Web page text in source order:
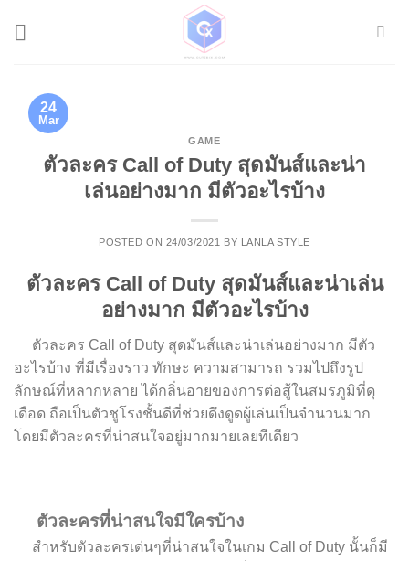
24
Mar
GAME
ตัวละคร Call of Duty สุดมันส์และน่า
เล่นอย่างมาก มีตัวอะไรบ้าง
POSTED ON 24/03/2021 BY LANLA STYLE
ตัวละคร Call of Duty สุดมันส์และน่าเล่น
อย่างมาก มีตัวอะไรบ้าง
ตัวละคร Call of Duty สุดมันส์และน่าเล่นอย่างมาก มีตัว
อะไรบ้าง ที่มีเรื่องราว ทักษะ ความสามารถ รวมไปถึงรูป
ลักษณ์ที่หลากหลาย ได้กลิ่นอายของการต่อสู้ในสมรภูมิที่ดุ
เดือด ถือเป็นตัวชูโรงชั้นดีที่ช่วยดึงดูดผู้เล่นเป็นจำนวนมาก
โดยมีตัวละครที่น่าสนใจอยู่มากมายเลยทีเดียว
ตัวละครที่น่าสนใจมีใครบ้าง
สำหรับตัวละครเด่นๆที่น่าสนใจในเกม Call of Duty นั้นก็มี